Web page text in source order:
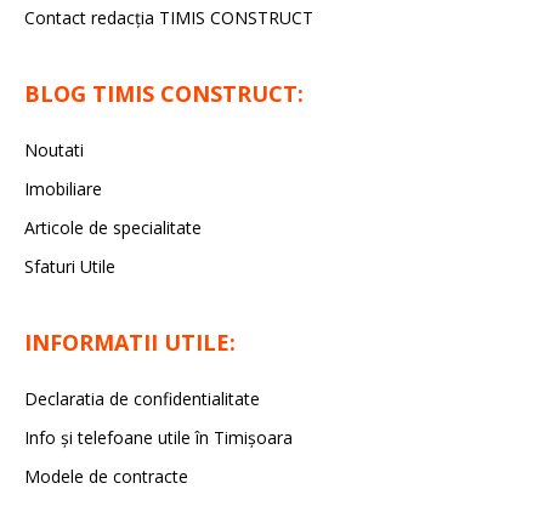
Contact redacția TIMIS CONSTRUCT
BLOG TIMIS CONSTRUCT:
Noutati
Imobiliare
Articole de specialitate
Sfaturi Utile
INFORMATII UTILE:
Declaratia de confidentialitate
Info și telefoane utile în Timișoara
Modele de contracte